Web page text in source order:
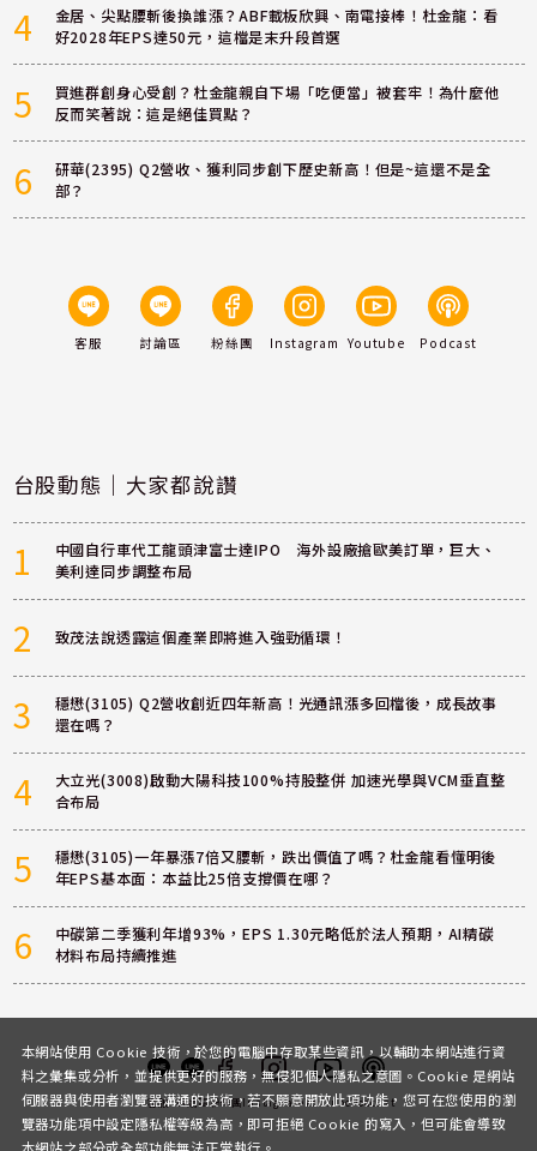
4
金居、尖點腰斬後換誰漲？ABF載板欣興、南電接棒！杜金龍：看
好2028年EPS達50元，這檔是末升段首選
5
買進群創身心受創？杜金龍親自下場「吃便當」被套牢！為什麼他
反而笑著說：這是絕佳買點？
6
研華(2395) Q2營收、獲利同步創下歷史新高！但是~這還不是全
部？
客服 討論區 粉絲團 Instagram Youtube Podcast
台股動態｜大家都說讚
1
中國自行車代工龍頭津富士達IPO 海外設廠搶歐美訂單，巨大、
美利達同步調整布局
2 致茂法說透露這個產業即將進入強勁循環！
3
穩懋(3105) Q2營收創近四年新高！光通訊漲多回檔後，成長故事
還在嗎？
4
大立光(3008)啟動大陽科技100%持股整併 加速光學與VCM垂直整
合布局
5
穩懋(3105)一年暴漲7倍又腰斬，跌出價值了嗎？杜金龍看懂明後
年EPS基本面：本益比25倍支撐價在哪？
6
中碳第二季獲利年增93%，EPS 1.30元略低於法人預期，AI精碳
材料布局持續推進
客服 討論區粉絲團InstagramYoutubePodcast
本網站使用 Cookie 技術，於您的電腦中存取某些資訊，以輔助本網站進行資
料之彙集或分析，並提供更好的服務，無侵犯個人隱私之意圖。Cookie 是網站
伺服器與使用者瀏覽器溝通的技術，若不願意開放此項功能，您可在您使用的瀏
覽器功能項中設定隱私權等級為高，即可拒絕 Cookie 的寫入，但可能會導致